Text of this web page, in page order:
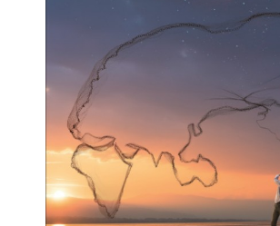
세계를 담는 그물
2023.09.13
총관리자